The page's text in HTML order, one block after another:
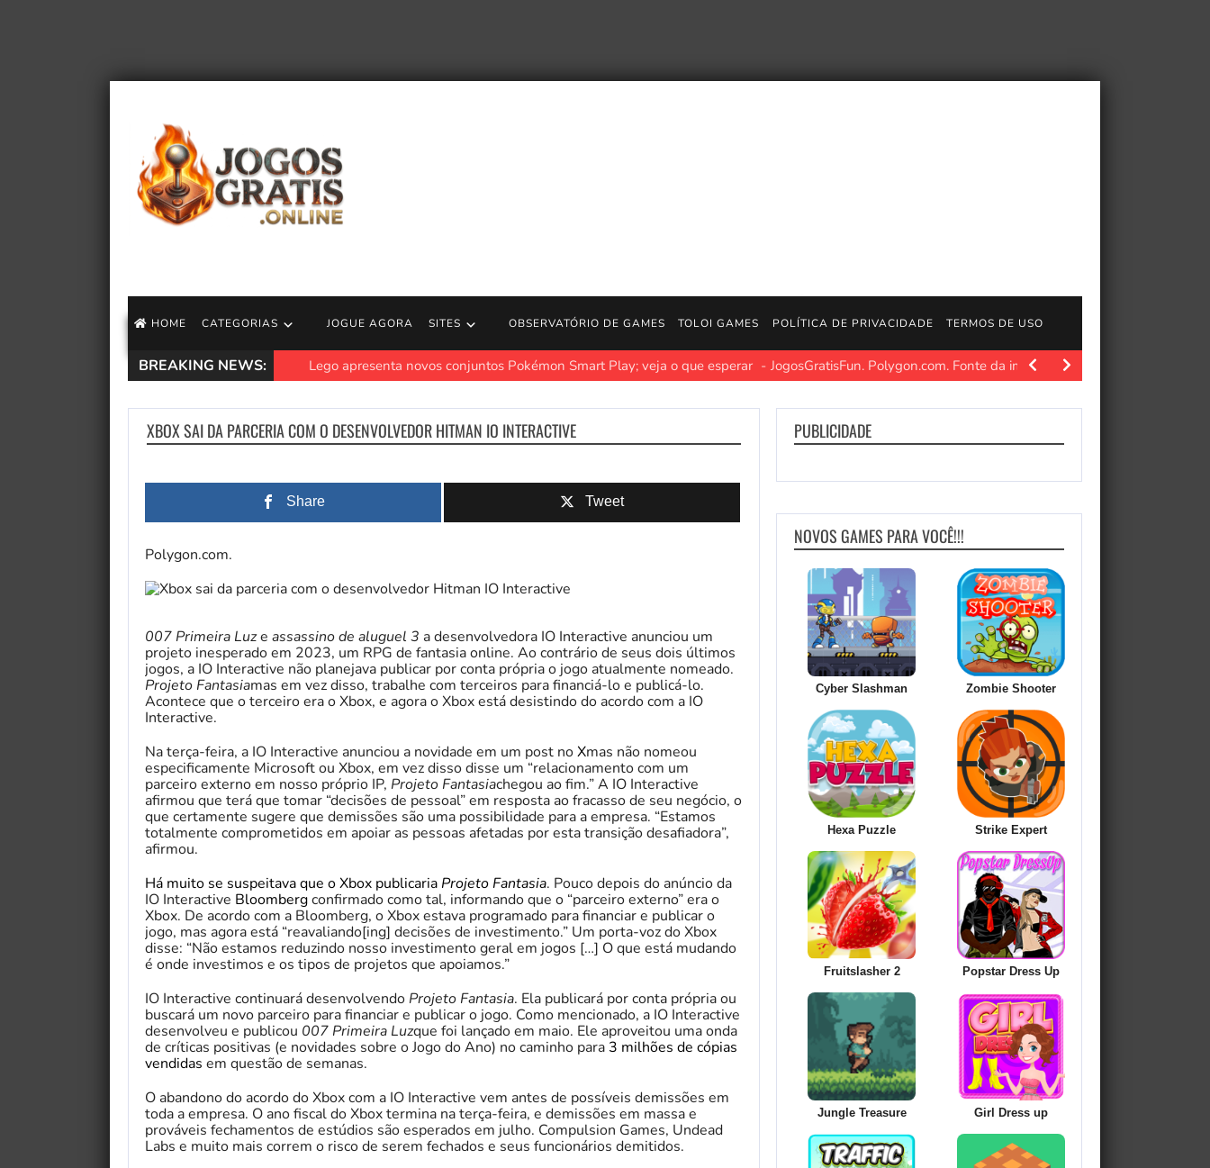
HOME CATEGORIAS JOGUE AGORA SITES OBSERVATÓRIO DE GAMES TOLOI GAMES POLÍTICA DE PRIVACIDADE TERMOS DE USO
BREAKING NEWS: Lego apresenta novos conjuntos Pokémon Smart Play; veja o que esperar JogosGratisFun. Polygon.com. Fonte da imagem: Polygon Fonte da
XBOX SAI DA PARCERIA COM O DESENVOLVEDOR HITMAN IO INTERACTIVE
Share Tweet
Polygon.com.
007 Primeira Luze assassino de aluguel 3 a desenvolvedora IO Interactive anunciou um
projeto inesperado em 2023, um RPG de fantasia online. Ao contrário de seus dois últimos
jogos, a IO Interactive não planejava publicar por conta própria o jogo atualmente nomeado.
Projeto Fantasiamas em vez disso, trabalhe com terceiros para financiá-lo e publicá-lo.
Acontece que o terceiro era o Xbox, e agora o Xbox está desistindo do acordo com a IO
Interactive.
Na terça-feira, a IO Interactive anunciou a novidade em um post noXmas não nomeou
especificamente Microsoft ou Xbox, em vez disso disse um “relacionamento com um
parceiro externo em nosso próprio IP, Projeto Fantasiachegou ao fim.” A IO Interactive
afirmou que terá que tomar “decisões de pessoal” em resposta ao fracasso de seu negócio, o
que certamente sugere que demissões são uma possibilidade para a empresa. “Estamos
totalmente comprometidos em apoiar as pessoas afetadas por esta transição desafiadora”,
afirmou.
Há muito se suspeitava que o Xbox publicaria Projeto Fantasia. Pouco depois do anúncio da
IO Interactive Bloombergconfirmado como tal, informando que o “parceiro externo” era o
Xbox. De acordo com a Bloomberg, o Xbox estava programado para financiar e publicar o
jogo, mas agora está “reavaliando[ing] decisões de investimento.” Um porta-voz do Xbox
disse: “Não estamos reduzindo nosso investimento geral em jogos […] O que está mudando
é onde investimos e os tipos de projetos que apoiamos.”
IO Interactive continuará desenvolvendo Projeto Fantasia. Ela publicará por conta própria ou
buscará um novo parceiro para financiar e publicar o jogo. Como mencionado, a IO Interactive
desenvolveu e publicou 007 Primeira Luzque foi lançado em maio. Ele aproveitou uma onda
de críticas positivas (e novidades sobre o Jogo do Ano) no caminho para 3 milhões de cópias
vendidas em questão de semanas.
O abandono do acordo do Xbox com a IO Interactive vem antes de possíveis demissões em
toda a empresa. O ano fiscal do Xbox termina na terça-feira, e demissões em massa e
prováveis ​​fechamentos de estúdios são esperados em julho. Compulsion Games, Undead
Labs e muito mais correm o risco de serem fechados e seus funcionários demitidos.
PUBLICIDADE
NOVOS GAMES PARA VOCÊ!!!
Cyber Slashman Zombie Shooter
Hexa Puzzle Strike Expert
Fruitslasher 2 Popstar Dress Up
Jungle Treasure Girl Dress up